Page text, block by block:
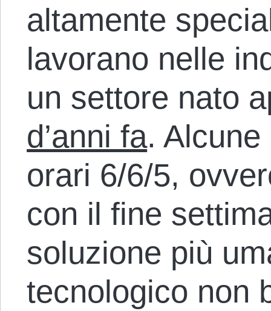
altamente
lavorano nelle
un settore nato
d’anni fa.
orari 6/6/5,
con il fine
soluzione più
tecnologico non